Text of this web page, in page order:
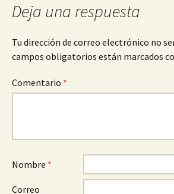
Deja una respuesta
Tu dirección de correo electrónico no
campos obligatorios están marcados
Comentario *
Nombre *
Correo